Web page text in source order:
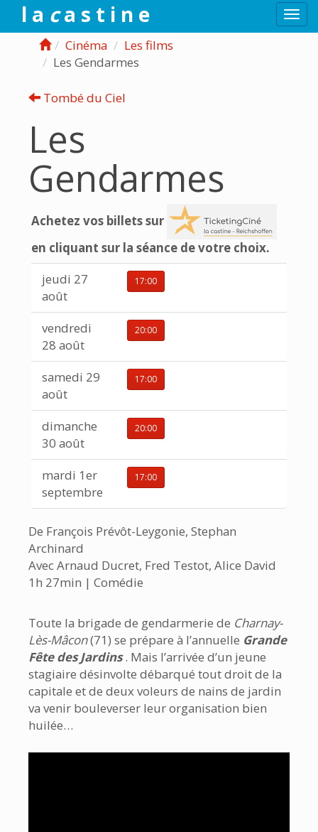
l a ca s t i n e
Cinéma
Les films
Les Gendarmes
Tombé du Ciel
Les
Gendarmes
Achetez vos billets sur
en cliquant sur la séance de votre choix.
jeudi 27
août
17:00
vendredi
28 août
20:00
samedi 29
août
17:00
dimanche
30 août
20:00
mardi 1er
septembre
17:00
De François Prévôt-Leygonie, Stephan
Archinard
Avec Arnaud Ducret, Fred Testot, Alice David
1h 27min | Comédie
Toute la brigade de gendarmerie de Charnay-
Lès-Mâcon(71) se prépare à l’annuelle Grande
Fête des Jardins . Mais l’arrivée d’un jeune
stagiaire désinvolte débarqué tout droit de la
capitale et de deux voleurs de nains de jardin
va venir bouleverser leur organisation bien
huilée…